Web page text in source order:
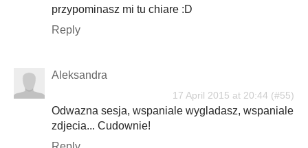
przypominasz mi tu chiare :D
Reply
Aleksandra
17 April 2015 at 20:44
Odwazna sesja, wspaniale wygladasz, wspaniale
zdjecia... Cudownie!